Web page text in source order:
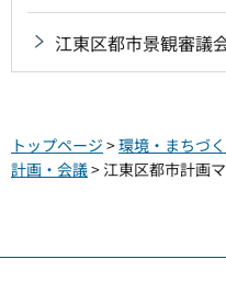
江東区都市景観審議
トップページ >環境・まちづ
計画・会議> 江東区都市計画